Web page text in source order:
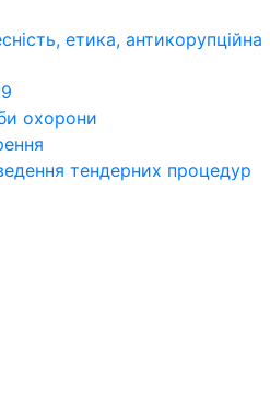
етика, антикорупційна
охорони
тендерних процедур